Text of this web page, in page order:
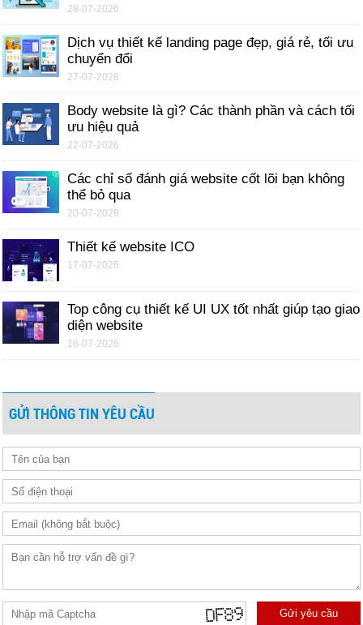
28-07-2026
Dịch vụ thiết kế landing page đẹp, giá rẻ, tối ưu
chuyển đổi
27-07-2026
Body website là gì? Các thành phần và cách tối
ưu hiệu quả
22-07-2026
Các chỉ số đánh giá website cốt lõi bạn không
thể bỏ qua
20-07-2026
Thiết kế website ICO
17-07-2026
Top công cụ thiết kế UI UX tốt nhất giúp tạo giao
diện website
16-07-2026
GỬI THÔNG TIN YÊU CẦU
Gửi yêu cầu